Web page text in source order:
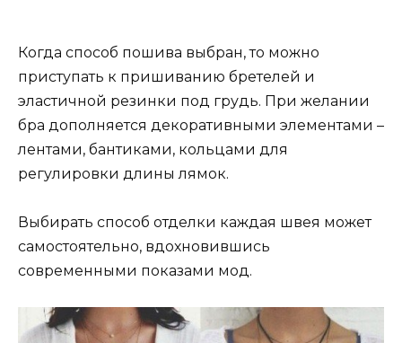
Когда способ пошива выбран, то можно
приступать к пришиванию бретелей и
эластичной резинки под грудь. При желании
бра дополняется декоративными элементами –
лентами, бантиками, кольцами для
регулировки длины лямок.
Выбирать способ отделки каждая швея может
самостоятельно, вдохновившись
современными показами мод.